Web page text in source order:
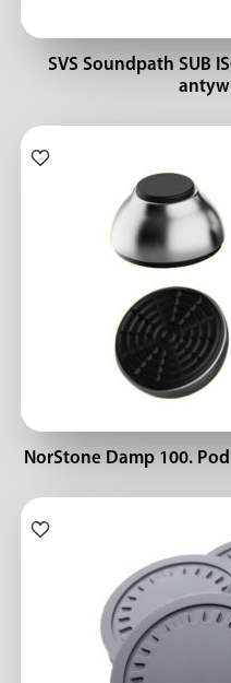
SVS Soundpath SUB
NorStone Damp 100.